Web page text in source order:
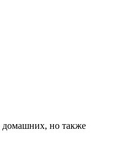
домашних, но также